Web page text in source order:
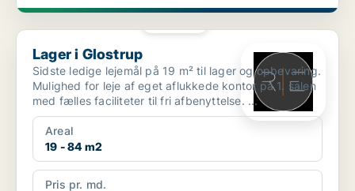
Lager i Glostrup
Lager i Glostrup
Sidste ledige lejemål på 19 m² til lager og opbevaring.
Mulighed for leje af eget aflukkede kontor på 1. salen
med fælles faciliteter til fri afbenyttelse. ...
Areal
19 - 84 m2
Pris pr. md.